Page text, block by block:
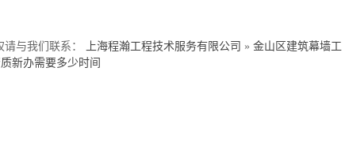
与我们联系： 上海程瀚工程技术服务有限公司 » 金山区建筑幕墙工
新办需要多少时间